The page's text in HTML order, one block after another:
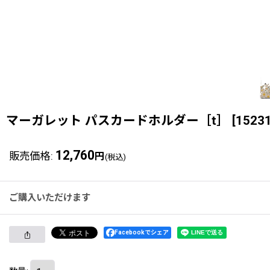
マーガレット パスカードホルダー［t］
販売価格: 12,760 円 (税込)
ご購入いただけます
Facebookでシェア